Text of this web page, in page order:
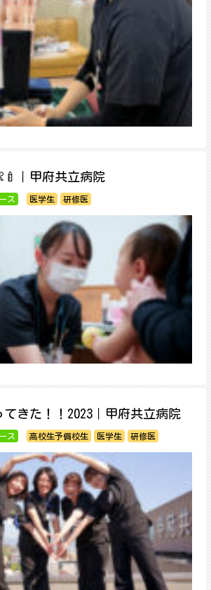
｜甲府共立病院
ス 医学生 研修医
きた！！2023｜甲府共立病院
ス 高校生予備校生 医学生 研修医